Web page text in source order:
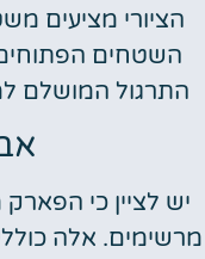
הציורי מציעים
השטחים
התרגול המושלם
יש לציין כי
מרשימים. אלה